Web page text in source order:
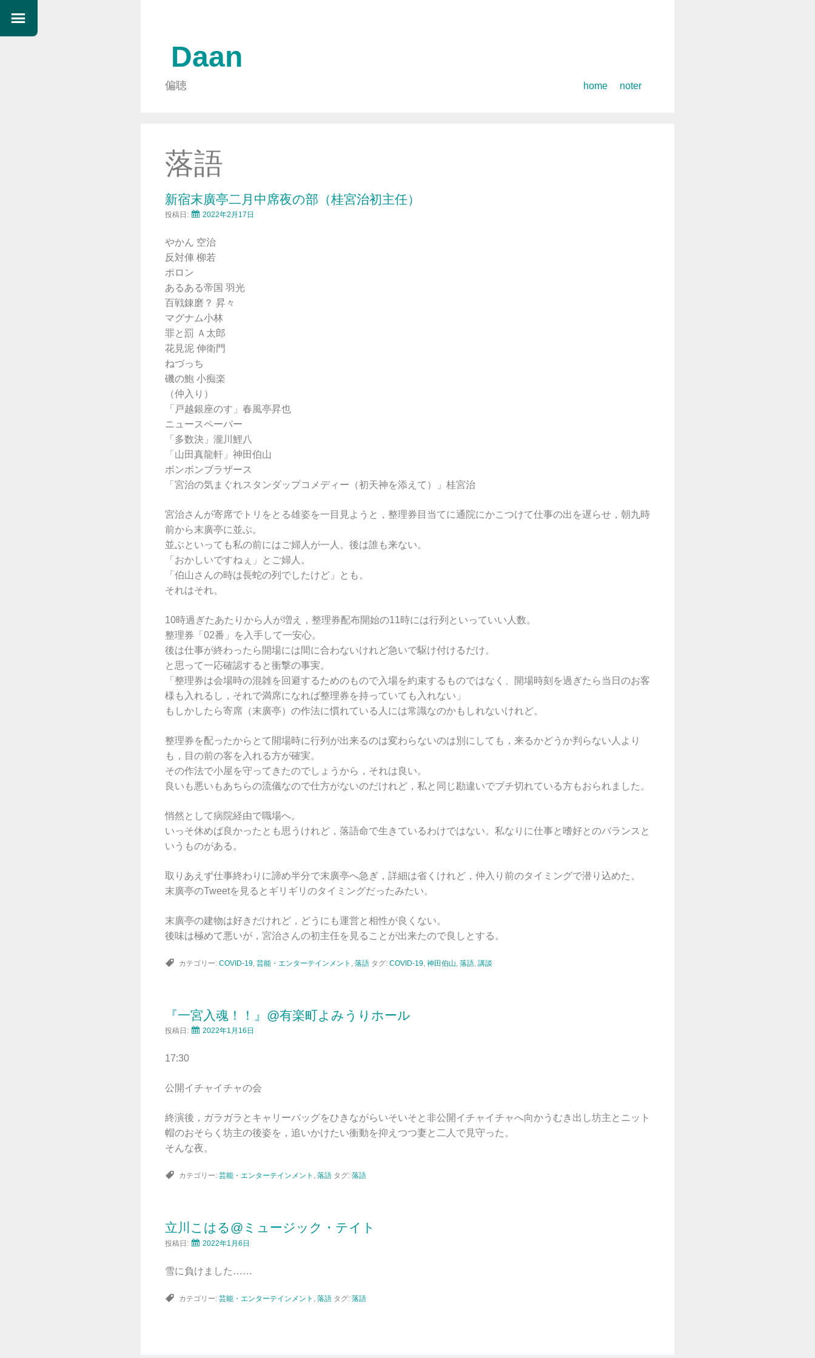
Daan
偏聴
コ
home noter
落語
新宿末廣亭二月中席夜の部（桂宮治初主任）
投稿日: 2022年2月17日
やかん 空治
反対俥 柳若
ポロン
あるある帝国 羽光
百戦錬磨？ 昇々
マグナム小林
罪と罰 Ａ太郎
花見泥 伸衛門
ねづっち
磯の鮑 小痴楽
（仲入り）
「戸越銀座のす」春風亭昇也
ニュースペーパー
「多数決」瀧川鯉八
「山田真龍軒」神田伯山
ボンボンブラザース
「宮治の気まぐれスタンダップコメディー（初天神を添えて）」桂宮治
宮治さんが寄席でトリをとる雄姿を一目見ようと，整理券目当てに通院にかこつけて仕事の出を遅らせ，朝九時
前から末廣亭に並ぶ。
並ぶといっても私の前にはご婦人が一人。後は誰も来ない。
「おかしいですねぇ」とご婦人。
「伯山さんの時は長蛇の列でしたけど」とも。
それはそれ。
10時過ぎたあたりから人が増え，整理券配布開始の11時には行列といっていい人数。
整理券「02番」を入手して一安心。
後は仕事が終わったら開場には間に合わないけれど急いで駆け付けるだけ。
と思って一応確認すると衝撃の事実。
「整理券は会場時の混雑を回避するためのもので入場を約束するものではなく、開場時刻を過ぎたら当日のお客
様も入れるし，それで満席になれば整理券を持っていても入れない」
もしかしたら寄席（末廣亭）の作法に慣れている人には常識なのかもしれないけれど。
整理券を配ったからとて開場時に行列が出来るのは変わらないのは別にしても，来るかどうか判らない人より
も，目の前の客を入れる方が確実。
その作法で小屋を守ってきたのでしょうから，それは良い。
良いも悪いもあちらの流儀なので仕方がないのだけれど，私と同じ勘違いでブチ切れている方もおられました。
悄然として病院経由で職場へ。
いっそ休めば良かったとも思うけれど，落語命で生きているわけではない。私なりに仕事と嗜好とのバランスと
いうものがある。
取りあえず仕事終わりに諦め半分で末廣亭へ急ぎ，詳細は省くけれど，仲入り前のタイミングで潜り込めた。
末廣亭のTweetを見るとギリギリのタイミングだったみたい。
末廣亭の建物は好きだけれど，どうにも運営と相性が良くない。
後味は極めて悪いが，宮治さんの初主任を見ることが出来たので良しとする。
カテゴリー: COVID-19, 芸能・エンターテインメント , 落語 タグ: COVID-19, 神田伯山, 落語, 講談
『一宮入魂！！』@有楽町よみうりホール
投稿日: 2022年1月16日
17:30
公開イチャイチャの会
終演後，ガラガラとキャリーバッグをひきながらいそいそと非公開イチャイチャへ向かうむき出し坊主とニット
帽のおそらく坊主の後姿を，追いかけたい衝動を抑えつつ妻と二人で見守った。
そんな夜。
カテゴリー: 芸能・エンターテインメント , 落語 タグ: 落語
立川こはる@ミュージック・テイト
投稿日: 2022年1月6日
雪に負けました……
カテゴリー: 芸能・エンターテインメント 落語 タグ: 落語